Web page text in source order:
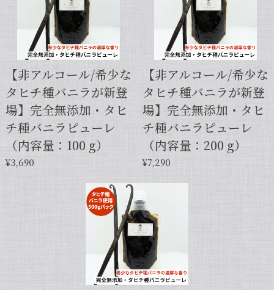
【本数多いほど1本価格がお得！】【サイズだけ訳ありグレード 12cm・バニラビーンズ・5本】
2025/01/05
発送が早くて助かりました。 バニラの香りも良かっ
たので、次回の発注します。
この度は当店をご利用いただきまして、
誠にありがとうございます！こちらこそ
スムーズなお取引をしていただき感謝申
し上げます。また機会がございました
ら、キャラメルのように甘くほのかに香
るブルボン種バニラもお試しくださいま
せ。今後とも当店を何卒よろしくお願い
申し上げます。
【非アルコール/希少な
タヒチ種バニラが新登
場】完全無添加・タヒ
チ種バニラピューレ
（内容量：100 g）
¥3,690
【非アルコール/希少な
タヒチ種バニラが新登
場】完全無添加・タヒ
チ種バニラピューレ
（内容量：200 g）
¥7,290